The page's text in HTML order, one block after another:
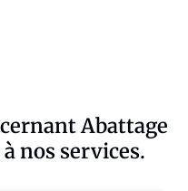
Abattage
nos services.